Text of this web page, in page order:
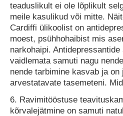
teaduslikult ei ole lõplikult
meile kasulikud või mitte.
Cardiffi ülikoolist on
moest, psühhohaibist mis
narkohaipi.
vaidlemata samuti nagu
nende tarbimine kasvab ja
arvestatavate tasemeteni.
6. Ravimitööstuse
kõrvalejätmine on samuti